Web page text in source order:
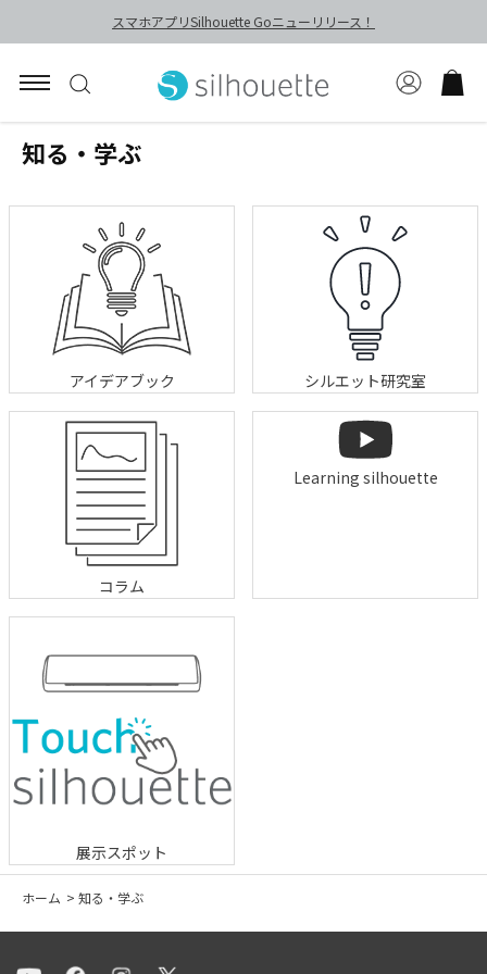
スマホアプリSilhouette Goニューリリース！
知る・学ぶ
アイデアブック シルエット研究室
コラム
Learning silhouette
展示スポット
ホーム > 知る・学ぶ